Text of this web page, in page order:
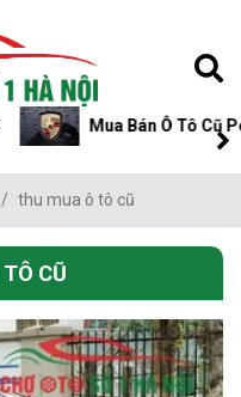
Mua Bán Ô Tô Cũ
thu mua ô tô cũ
CŨ